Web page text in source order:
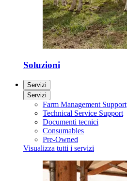
Soluzioni
Servizi
Servizi
Farm Management Support
Technical Service Support
Documenti tecnici
Consumables
Pre-Owned
Visualizza tutti i servizi